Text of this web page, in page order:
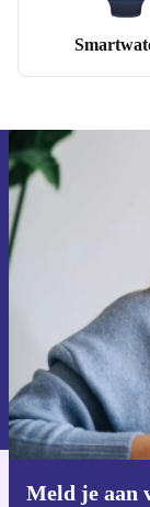
Meld je aan
Informatie over
privacybeleid